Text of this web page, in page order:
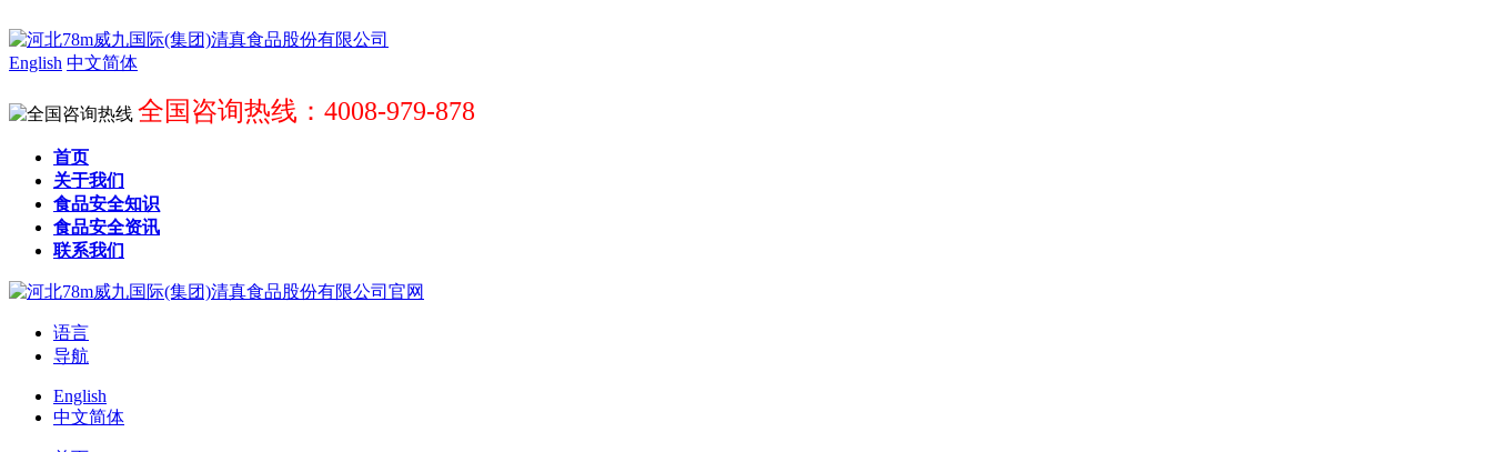
English 中文简体
全国咨询热线：4008-979-878
首页
关于我们
食品安全知识
食品安全资讯
联系我们
语言
导航
English
中文简体